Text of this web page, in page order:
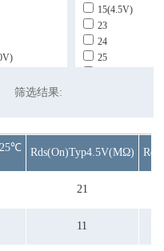
15(4.5V)
23
24
25
50(双)
58
60
筛选结果:
Rds(on)typ4.5V(mΩ)
21
11